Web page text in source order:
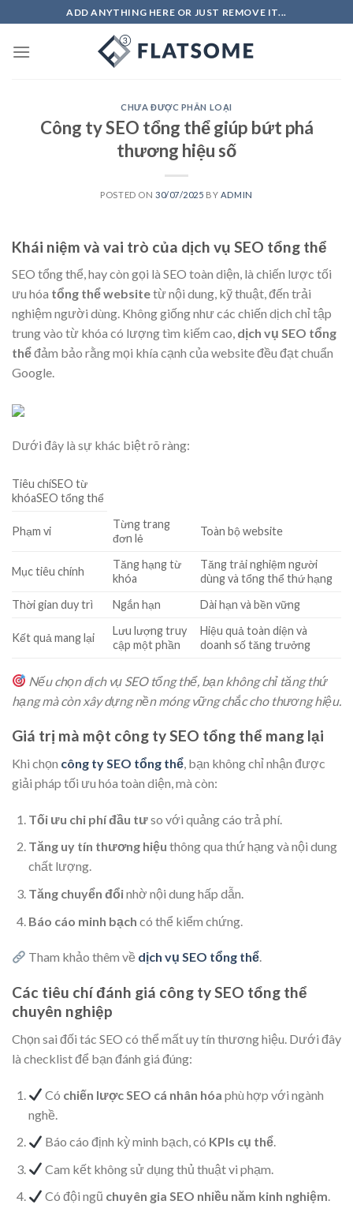
to
content
ADD ANYTHING HERE OR JUST REMOVE IT...
CHƯA ĐƯỢC PHÂN LOẠI
Công ty SEO tổng thể giúp bứt phá
thương hiệu số
POSTED ON 30/07/2025 BY ADMIN
Khái niệm và vai trò của dịch vụ SEO tổng thể
SEO tổng thể, hay còn gọi là SEO toàn diện, là chiến lược tối
ưu hóa tổng thể websitetừ nội dung, kỹ thuật, đến trải
nghiệm người dùng. Không giống như các chiến dịch chỉ tập
trung vào từ khóa có lượng tìm kiếm cao, dịch vụ SEO tổng
thểđảm bảo rằng mọi khía cạnh của website đều đạt chuẩn
Google.
Dưới đây là sự khác biệt rõ ràng:
Tiêu chíSEO từ
khóaSEO tổng thể
Phạm vi
Từng trang
đơn lẻ
Toàn bộ website
Mục tiêu chính
Tăng hạng từ
khóa
Tăng trải nghiệm người
dùng và tổng thể thứ hạng
Thời gian duy trì
Ngắn hạn Dài hạn và bền vững
Kết quả mang lại
Lưu lượng truy
cập một phần
Hiệu quả toàn diện và
doanh số tăng trưởng
Nếu chọn dịch vụ SEO tổng thể, bạn không chỉ tăng thứ
hạng mà còn xây dựng nền móng vững chắc cho thương hiệu.
Giá trị mà một công ty SEO tổng thể mang lại
Khi chọn công ty SEO tổng thể, bạn không chỉ nhận được
giải pháp tối ưu hóa toàn diện, mà còn:
Tối ưu chi phí đầu tưso với quảng cáo trả phí.
Tăng uy tín thương hiệu thông qua thứ hạng và nội dung
chất lượng.
Tăng chuyển đổinhờ nội dung hấp dẫn.
Báo cáo minh bạch có thể kiểm chứng.
Tham khảo thêm về dịch vụ SEO tổng thể.
Các tiêu chí đánh giá công ty SEO tổng thể
chuyên nghiệp
Chọn sai đối tác SEO có thể mất uy tín thương hiệu. Dưới đây
là checklist để bạn đánh giá đúng:
Có chiến lược SEO cá nhân hóa phù hợp với ngành
nghề.
Báo cáo định kỳ minh bạch, có KPIs cụ thể.
Cam kết không sử dụng thủ thuật vi phạm.
Có đội ngũ chuyên gia SEO nhiều năm kinh nghiệm.